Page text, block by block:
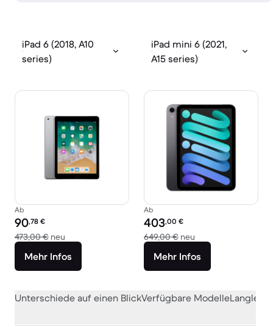
iPad 6 (2018, A10
series)
iPad mini 6 (2021,
A15 series)
Ab
Preis des erneuerten Produkts:
90,78 €
473,00 € neu Im Vergleich zum Neupreis von 473,00 €
Mehr Infos
Ab
Preis des erneuerten Produkts:
403,00 €
649,00 € neu
Mehr Infos
Unterschiede auf einen BlickVerfügbare Modelle